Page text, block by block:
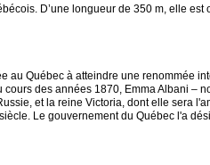
D’une longueur de 350 m, elle est
au Québec à atteindre une renommée
des années 1870, Emma Albani –
et la reine Victoria, dont elle sera
siècle. Le gouvernement du Québec l'a